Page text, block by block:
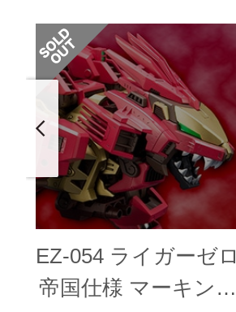
EZ-054 ライガーゼロ
帝国仕様 マーキング